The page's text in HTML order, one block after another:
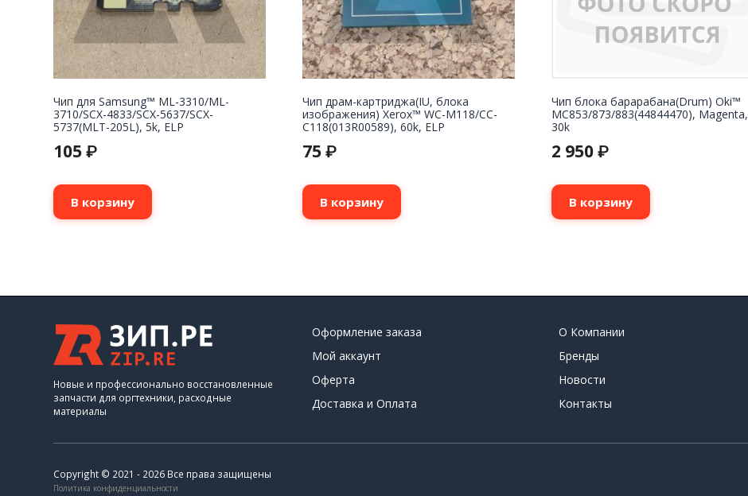
Чип для Samsung™ ML-3310/ML-
3710/SCX-4833/SCX-5637/SCX-
5737(MLT-205L), 5k, ELP
105 ₽
В корзину
Чип драм-картриджа(IU, блока
изображения) Xerox™ WC-M118/СС-
С118(013R00589), 60k, ELP
75 ₽
В корзину
Чип блока барарабана(Drum) Oki™
MC853/873/883(44844470), Magenta,
30k
2 950 ₽
В корзину
Новые и профессионально восстановленные
запчасти для оргтехники, расходные
материалы
Оформление заказа
Мой аккаунт
Оферта
Доставка и Оплата
О Компании
Бренды
Новости
Контакты
Copyright © 2021 - 2026 Все права защищены
Политика конфиденциальности